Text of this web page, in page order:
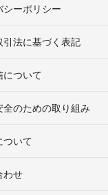
シーポリシー
引法に基づく表記
について
全のための取り組み
ついて
わせ